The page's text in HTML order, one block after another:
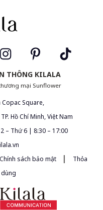
THÔNG KILALA
mại Sunflower
Copac Square,
Hồ Chí Minh, Việt Nam
– Thứ 6 | 8:30 – 17:00
Chính sách bảo mật |
Thỏa